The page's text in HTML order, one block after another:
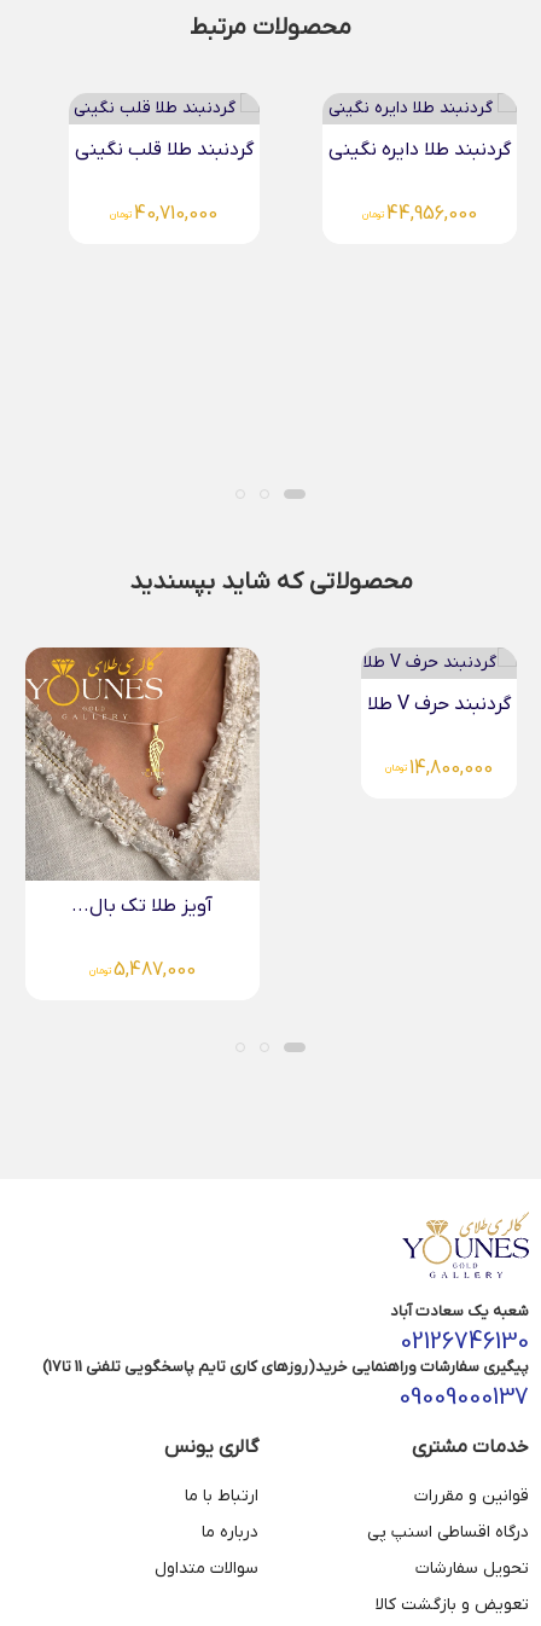
محصولات مرتبط
گردنبند طلا قلب نگینی
40,710,000
گردنبند طلا خطی نگینی
51,625,000
محصولاتی که شاید بپسندید
آویز شنل (چنل) طلا...
4,083,000 تومان
شعبه یک سعادت آباد
02126746130
پیگیری سفارشات وراهنمایی خرید(روزهای کاری تایم پاسخگویی تلفنی 11 تا17)
09009000137
خدمات مشتری
قوانین و مقررات
درگاه اقساطی اسنپ پی
تحویل سفارشات
تعویض و بازگشت کالا
گالری یونس
ارتباط با ما
درباره ما
سوالات متداول